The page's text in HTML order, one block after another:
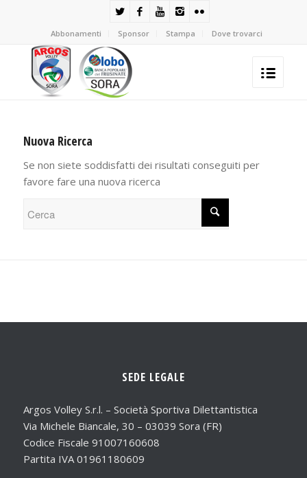
Abbonamenti Sponsor Stampa Dove trovarci
Nuova Ricerca
Se non siete soddisfatti dei risultati conseguiti per
favore fare una nuova ricerca
SEDE LEGALE
Argos Volley S.r.l. – Società Sportiva Dilettantistica
Via Michele Biancale, 30 – 03039 Sora (FR)
Codice Fiscale 91007160608
Partita IVA 01961180609